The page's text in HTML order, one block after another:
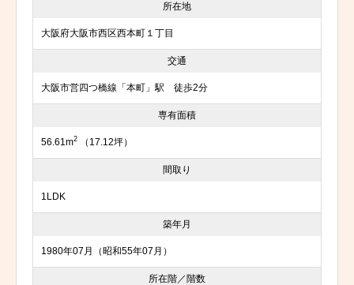
所在地
大阪府大阪市西区西本町１丁目
交通
大阪市営四つ橋線「本町」駅 徒歩2分
専有面積
56.61m2 （17.12坪）
間取り
1LDK
築年月
1980年07月（昭和55年07月）
所在階／階数